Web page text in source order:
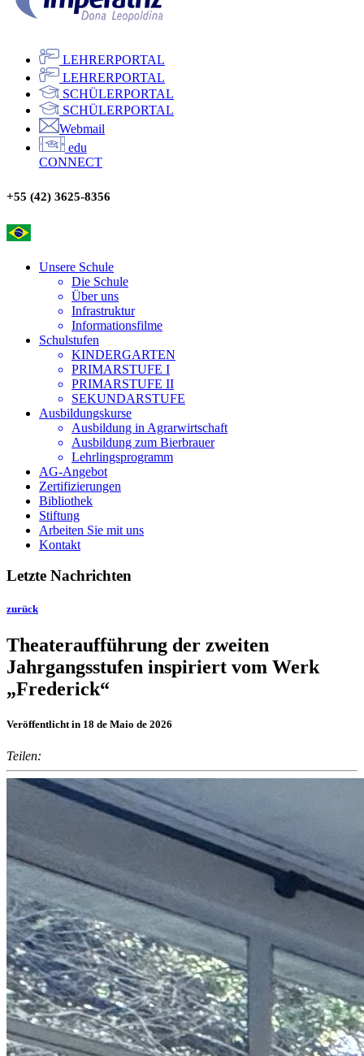
LEHRERPORTAL
LEHRERPORTAL
SCHÜLERPORTAL
SCHÜLERPORTAL
Webmail
edu
CONNECT
+55 (42) 3625-8356
Unsere Schule
Die Schule
Über uns
Infrastruktur
Informationsfilme
Schulstufen
KINDERGARTEN
PRIMARSTUFE I
PRIMARSTUFE II
SEKUNDARSTUFE
Ausbildungskurse
Ausbildung in Agrarwirtschaft
Ausbildung zum Bierbrauer
Lehrlingsprogramm
AG-Angebot
Zertifizierungen
Bibliothek
Stiftung
Arbeiten Sie mit uns
Kontakt
Letzte Nachrichten
zurück
Theateraufführung der zweiten
Jahrgangsstufen inspiriert vom Werk
„Frederick“
Veröffentlicht in 18 de Maio de 2026
Teilen: